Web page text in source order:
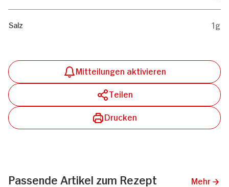
Salz 1g
Mitteilungen aktivieren
Teilen
Drucken
Passende Artikel zum Rezept Mehr